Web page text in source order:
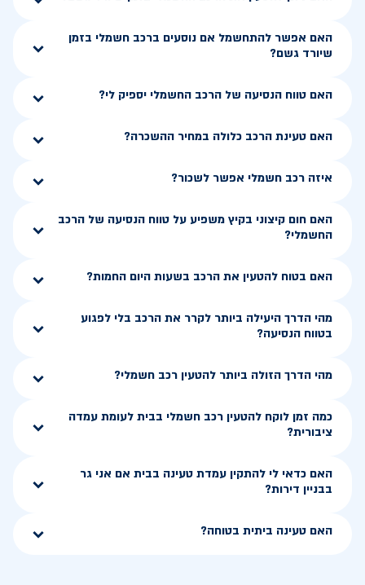
האם אפשר להתחשמל אם נוסעים ברכב חשמלי בזמן
שיורד גשם?
האם טווח הנסיעה של הרכב החשמלי יספיק לי?
האם טעינת הרכב כלולה במחיר ההשכרה?
איזה רכב חשמלי אפשר לשכור?
האם חום קיצוני בקיץ משפיע על טווח הנסיעה של הרכב
החשמלי?
האם בטוח להטעין את הרכב בשעות היום החמות?
מהי הדרך היעילה ביותר לקרר את הרכב בלי לפגוע
בטווח הנסיעה?
מהי הדרך הזולה ביותר להטעין רכב חשמלי?
כמה זמן לוקח להטעין רכב חשמלי בבית לעומת עמדה
ציבורית?
האם כדאי לי להתקין עמדת טעינה בבית אם אני גר
בבניין דירות?
האם טעינה ביתית בטוחה?